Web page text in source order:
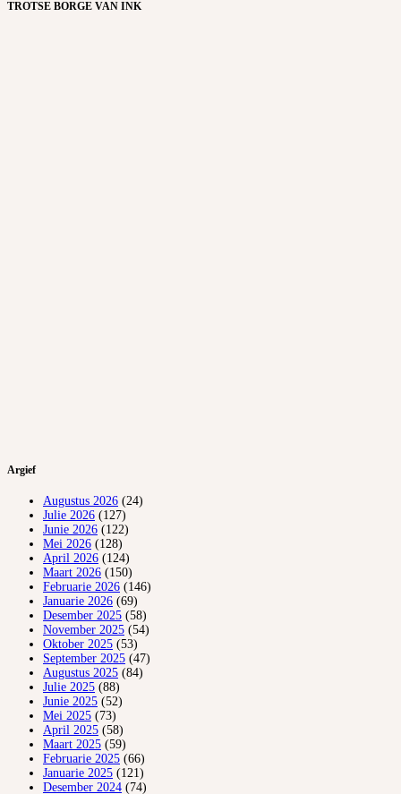
TROTSE BORGE VAN INK
Argief
Augustus 2026 (24)
Julie 2026 (127)
Junie 2026 (122)
Mei 2026 (128)
April 2026 (124)
Maart 2026 (150)
Februarie 2026 (146)
Januarie 2026 (69)
Desember 2025 (58)
November 2025 (54)
Oktober 2025 (53)
September 2025 (47)
Augustus 2025 (84)
Julie 2025 (88)
Junie 2025 (52)
Mei 2025 (73)
April 2025 (58)
Maart 2025 (59)
Februarie 2025 (66)
Januarie 2025 (121)
Desember 2024 (74)